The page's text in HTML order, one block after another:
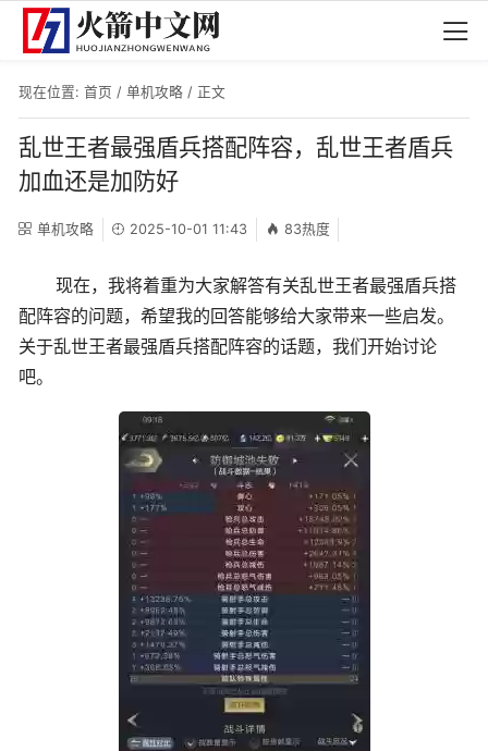
现在位置: 首页 / 单机攻略 / 正文
乱世王者最强盾兵搭配阵容，乱世王者盾兵
加血还是加防好
单机攻略 2025-10-01 11:43 83热度
现在，我将着重为大家解答有关乱世王者最强盾兵搭
配阵容的问题，希望我的回答能够给大家带来一些启发。
关于乱世王者最强盾兵搭配阵容的话题，我们开始讨论
吧。